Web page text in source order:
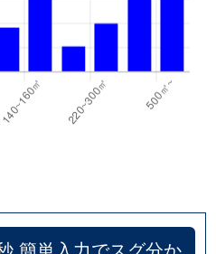
簡単入力でスグ分か